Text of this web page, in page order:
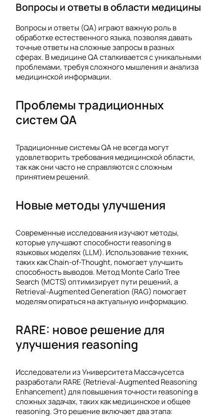
Вопросы и ответы в области медицины
Вопросы и ответы (QA) играют важную роль в
обработке естественного языка, позволяя давать
точные ответы на сложные запросы в разных
сферах. В медицине QA сталкивается с уникальными
проблемами, требуя сложного мышления и анализа
медицинской информации.
Проблемы традиционных
систем QA
Традиционные системы QA не всегда могут
удовлетворить требования медицинской области,
так как они часто не справляются с сложным
принятием решений.
Новые методы улучшения
Современные исследования изучают методы,
которые улучшают способности reasoning в
языковых моделях (LLM). Использование техник,
таких как Chain-of-Thought, помогает улучшить
способность выводов. Метод Monte Carlo Tree
Search (MCTS) оптимизирует пути решений, а
Retrieval-Augmented Generation (RAG) помогает
моделям опираться на актуальную информацию.
RARE: новое решение для
улучшения reasoning
Исследователи из Университета Массачусетса
разработали RARE (Retrieval-Augmented Reasoning
Enhancement) для повышения точности reasoning в
сложных задачах, таких как медицинское и общее
reasoning. Это решение включает два этапа: